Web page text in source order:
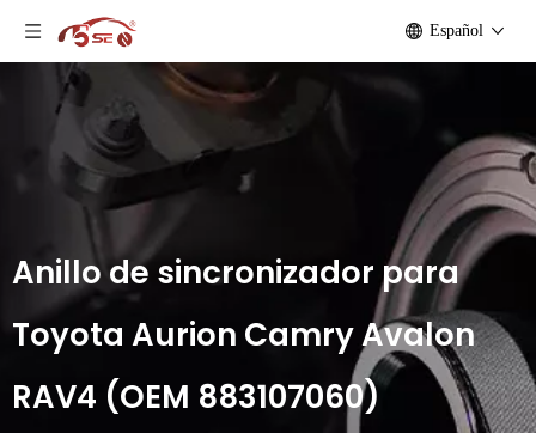
Español
Anillo de sincronizador para
Toyota Aurion Camry Avalon
RAV4 (OEM 883107060)